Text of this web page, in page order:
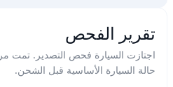
تقرير الفحص
اجتازت السيارة فحص التصدير. تمت
حالة السيارة الأساسية قبل الشحن.